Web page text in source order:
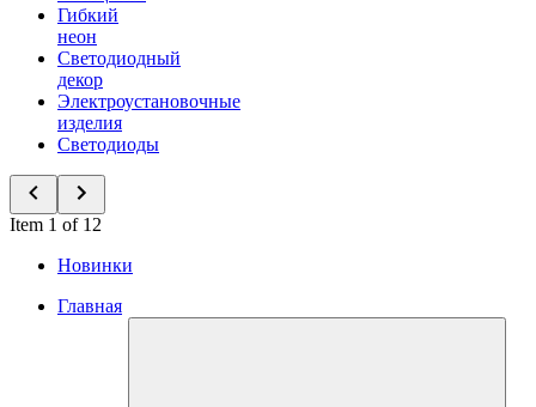
Гибкий
неон
Светодиодный
декор
Электроустановочные
изделия
Светодиоды
Item 1 of 12
Новинки
Главная